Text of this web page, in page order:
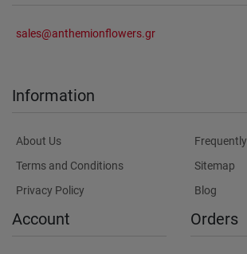
sales@anthemionflowers.gr
Information
About Us
Terms and Conditions
Privacy Policy
Sitemap
Blog
Account Orders